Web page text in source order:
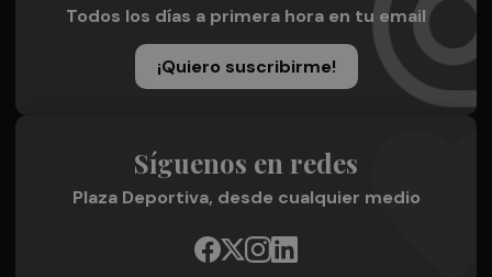
Todos los días a primera hora en tu email
¡Quiero suscribirme!
Síguenos en redes
Plaza Deportiva, desde cualquier medio